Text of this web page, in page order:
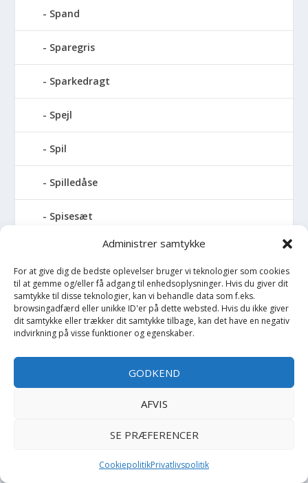
Administrer samtykke
For at give dig de bedste oplevelser bruger vi teknologier som cookies
til at gemme og/eller få adgang til enhedsoplysninger. Hvis du giver dit
samtykke til disse teknologier, kan vi behandle data som f.eks.
browsingadfærd eller unikke ID'er på dette websted. Hvis du ikke giver
dit samtykke eller trækker dit samtykke tilbage, kan det have en negativ
indvirkning på visse funktioner og egenskaber.
GODKEND
AFVIS
SE PRÆFERENCER
CookiepolitikPrivatlivspolitik
Spand
Sparegris
Sparkedragt
Spejl
Spil
Spilledåse
Spisesæt
Sportstaske
Sprinkler
Stablelegetøj